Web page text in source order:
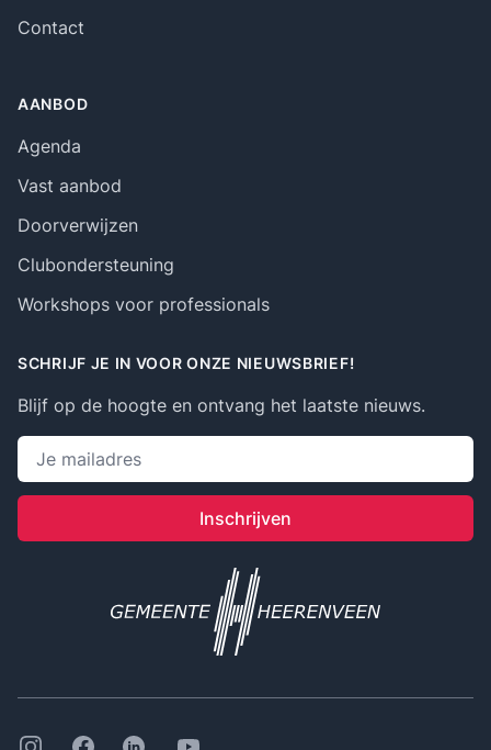
Contact
AANBOD
Agenda
Vast aanbod
Doorverwijzen
Clubondersteuning
Workshops voor professionals
SCHRIJF JE IN VOOR ONZE NIEUWSBRIEF!
Blijf op de hoogte en ontvang het laatste nieuws.
Emailadres
Inschrijven
InstagramFacebookLinkedinYoutube